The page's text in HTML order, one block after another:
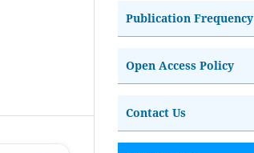
Publication Frequency
Open Access Policy
Contact Us